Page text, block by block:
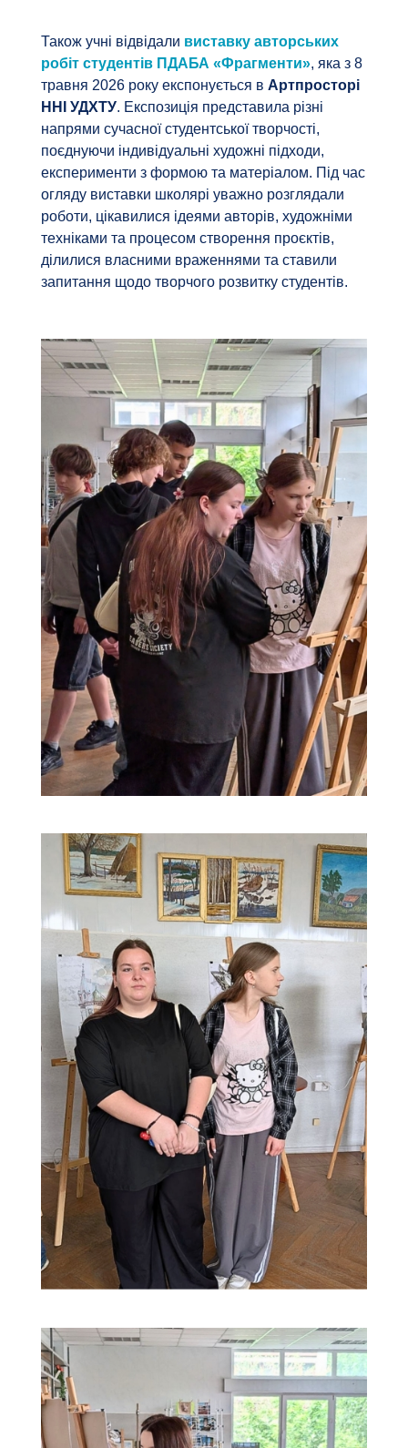
Також учні відвідали виставку авторських
робіт студентів ПДАБА «Фрагменти», яка з 8
травня 2026 року експонується в Артпросторі
ННІ УДХТУ. Експозиція представила різні
напрями сучасної студентської творчості,
поєднуючи індивідуальні художні підходи,
експерименти з формою та матеріалом. Під час
огляду виставки школярі уважно розглядали
роботи, цікавилися ідеями авторів, художніми
техніками та процесом створення проєктів,
ділилися власними враженнями та ставили
запитання щодо творчого розвитку студентів.